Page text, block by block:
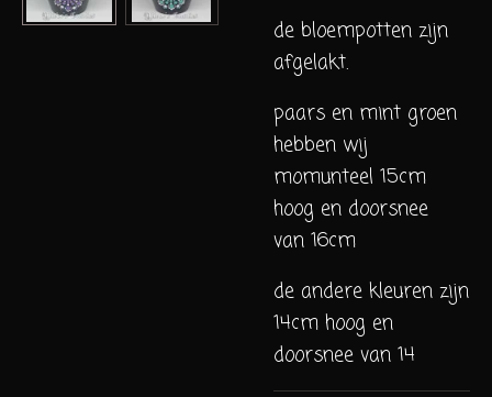
de bloempotten zijn
afgelakt.
paars en mint groen
hebben wij
momunteel 15cm
hoog en doorsnee
van 16cm
de andere kleuren zijn
14cm hoog en
doorsnee van 14